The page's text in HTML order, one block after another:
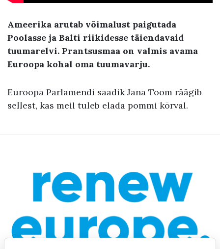
Ameerika arutab võimalust paigutada
Poolasse ja Balti riikidesse täiendavaid
tuumarelvi. Prantsusmaa on valmis avama
Euroopa kohal oma tuumavarju.
Euroopa Parlamendi saadik Jana Toom räägib
sellest, kas meil tuleb elada pommi kõrval.